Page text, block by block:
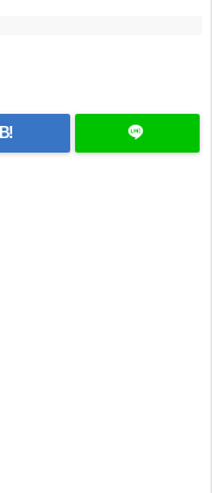
B!